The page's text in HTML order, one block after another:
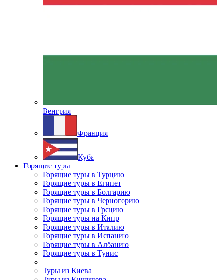
Венгрия
Франция
Куба
Горящие туры
Горящие туры в Турцию
Горящие туры в Египет
Горящие туры в Болгарию
Горящие туры в Черногорию
Горящие туры в Грецию
Горящие туры на Кипр
Горящие туры в Италию
Горящие туры в Испанию
Горящие туры в Албанию
Горящие туры в Тунис
–
Туры из Киева